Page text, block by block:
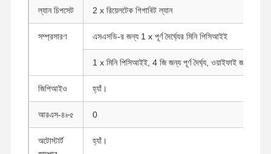
ল্যান চিপসেট 2 x রিয়েলটেক গিগাবিট ল্যান
সম্প্রসারণ এসএসডি-র জন্য 1 x পূর্ণ দৈর্ঘ্যের মিনি পিসিআইই
1 x মিনি পিসিআইই, 4 জি জন্য পূর্ণ দৈর্ঘ্য, ওয়াইফাই জন্য অর্ধ
জিপিআইও হ্যাঁ।
আরএস-৪৮৫ 0
অটোস্টার্ট
হ্যাঁ।